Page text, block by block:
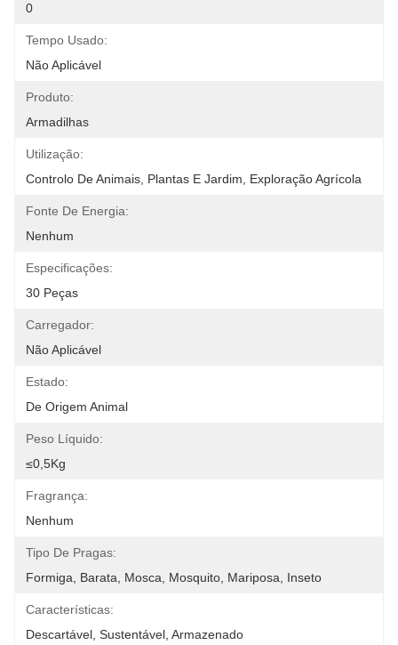
0
Tempo Usado:
Não Aplicável
Produto:
Armadilhas
Utilização:
Controlo De Animais, Plantas E Jardim, Exploração Agrícola
Fonte De Energia:
Nenhum
Especificações:
30 Peças
Carregador:
Não Aplicável
Estado:
De Origem Animal
Peso Líquido:
≤0,5Kg
Fragrança:
Nenhum
Tipo De Pragas:
Formiga, Barata, Mosca, Mosquito, Mariposa, Inseto
Características:
Descartável, Sustentável, Armazenado